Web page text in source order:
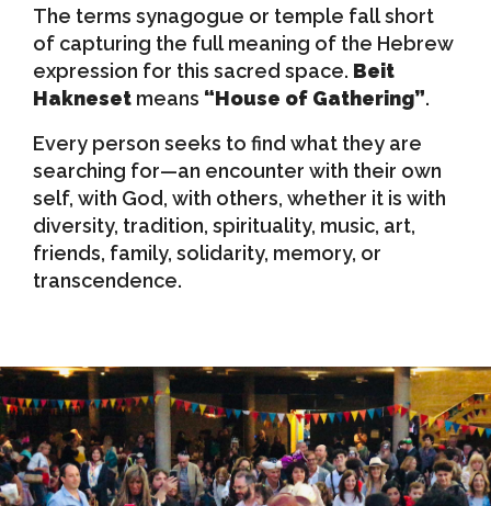
The terms synagogue or temple fall short
of capturing the full meaning of the Hebrew
expression for this sacred space. Beit
Hakneset means “House of Gathering”.
Every person seeks to find what they are
searching for—an encounter with their own
self, with God, with others, whether it is with
diversity, tradition, spirituality, music, art,
friends, family, solidarity, memory, or
transcendence.